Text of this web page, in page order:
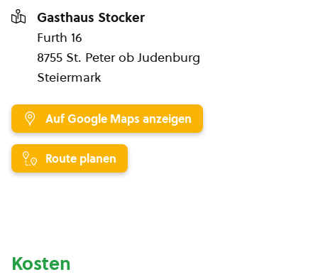
Gasthaus Stocker
Furth 16
8755 St. Peter ob Judenburg
Steiermark
Auf Google Maps anzeigen
Route planen
Kosten